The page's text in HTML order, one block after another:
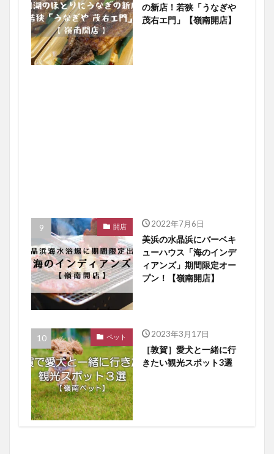
の新店！若狭「うなぎや
茂右エ門」【嶺南開店】
開店 2022年7月6日
美浜の水晶浜にバーベキ
ューハウス「海のインデ
ィアンズ」期間限定オー
プン！【嶺南開店】
ペット 2023年3月17日
［敦賀］愛犬と一緒に行
きたい観光スポット3選